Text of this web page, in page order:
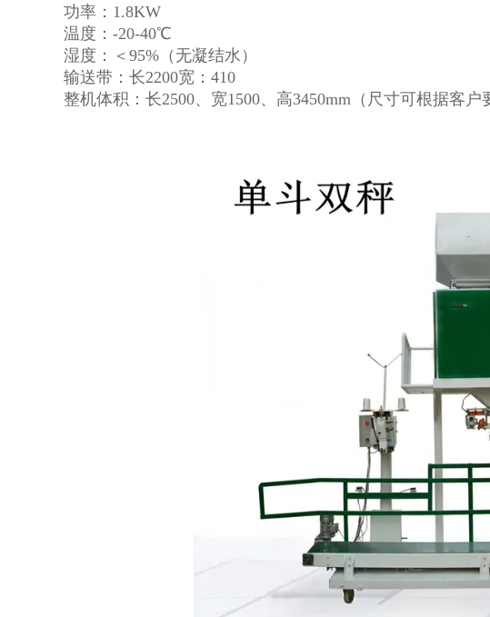
功率：1.8KW
温度：-20-40℃
湿度：＜95%（无凝结水）
输送带：长2200宽：410
整机体积：长2500、宽1500、高3450mm（尺寸可根据客户